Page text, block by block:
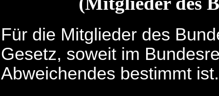
Für die Mitglieder des
Gesetz, soweit im
Abweichendes bestimmt ist.